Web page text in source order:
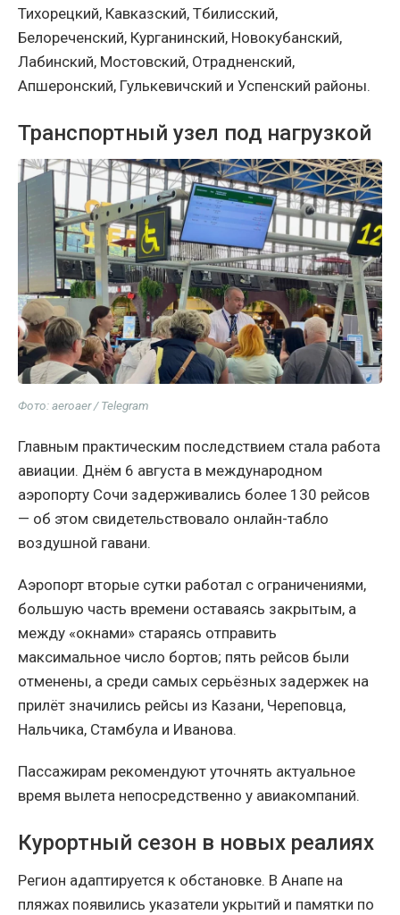
Тихорецкий, Кавказский, Тбилисский,
Белореченский, Курганинский, Новокубанский,
Лабинский, Мостовский, Отрадненский,
Апшеронский, Гулькевичский и Успенский районы.
Транспортный узел под нагрузкой
Фото: aeroaer / Telegram
Главным практическим последствием стала работа
авиации. Днём 6 августа в международном
аэропорту Сочи задерживались более 130 рейсов
— об этом свидетельствовало онлайн-табло
воздушной гавани.
Аэропорт вторые сутки работал с ограничениями,
большую часть времени оставаясь закрытым, а
между «окнами» стараясь отправить
максимальное число бортов; пять рейсов были
отменены, а среди самых серьёзных задержек на
прилёт значились рейсы из Казани, Череповца,
Нальчика, Стамбула и Иванова.
Пассажирам рекомендуют уточнять актуальное
время вылета непосредственно у авиакомпаний.
Курортный сезон в новых реалиях
Регион адаптируется к обстановке. В Анапе на
пляжах появились указатели укрытий и памятки по